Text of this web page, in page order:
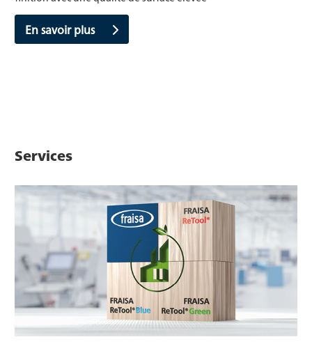
En savoir plus
Services